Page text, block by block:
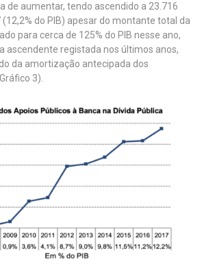
de aumentar, tendo ascendido a 23.716
do PIB) apesar do montante total da
para cerca de 125% do PIB nesse ano,
ascendente registada nos últimos anos,
da amortização antecipada dos
3).